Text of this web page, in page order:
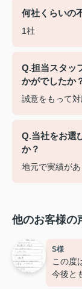
何社くらいの
1社
Q.担当スタッ
かがでしたか
誠意をもって
Q.当社をお選
か？
地元で実績が
他のお客様の
S様
この度
今後と